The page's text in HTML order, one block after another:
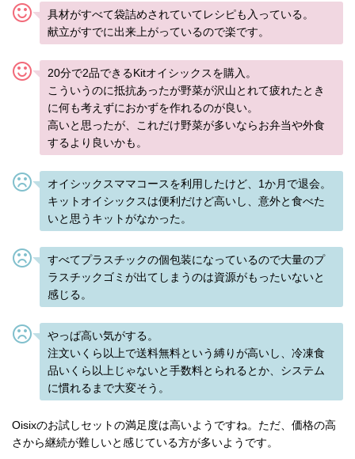
具材がすべて袋詰めされていてレシピも入っている。
献立がすでに出来上がっているので楽です。
20分で2品できるKitオイシックスを購入。
こういうのに抵抗あったが野菜が沢山とれて疲れたとき
に何も考えずにおかずを作れるのが良い。
高いと思ったが、これだけ野菜が多いならお弁当や外食
するより良いかも。
オイシックスママコースを利用したけど、1か月で退会。
キットオイシックスは便利だけど高いし、意外と食べた
いと思うキットがなかった。
すべてプラスチックの個包装になっているので大量のプ
ラスチックゴミが出てしまうのは資源がもったいないと
感じる。
やっぱ高い気がする。
注文いくら以上で送料無料という縛りが高いし、冷凍食
品いくら以上じゃないと手数料とられるとか、システム
に慣れるまで大変そう。
Oisixのお試しセットの満足度は高いようですね。ただ、価格の高
さから継続が難しいと感じている方が多いようです。